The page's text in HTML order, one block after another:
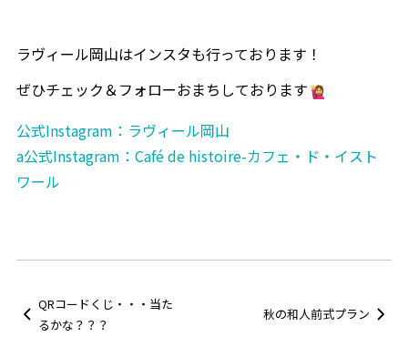
カフェ・ランチ
プライバシーポリシー
ラヴィール岡山はインスタも行っております！
ぜひチェック＆フォローおまちしております
公式Instagram：ラヴィール岡山
a公式Instagram：Café de histoire-カフェ・ド・イスト
ワール
QRコードくじ・・・当た
るかな？？？
秋の和人前式プラン